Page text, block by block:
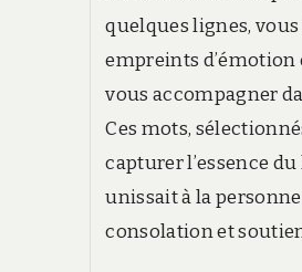
quelques lignes,
empreints d’émotion
vous accompagner
Ces mots,
capturer l’essence
unissait à la
consolation et